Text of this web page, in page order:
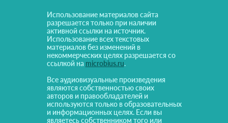
Использование материалов сайта
разрешается только при наличии
активной ссылки на источник.
Использование всех текстовых
материалов без изменений в
некоммерческих целях разрешается со
ссылкой на microbius.ru.
Все аудиовизуальные произведения
являются собственностью своих
авторов и правообладателей и
используются только в образовательных
и информационных целях. Если вы
являетесь собственником того или